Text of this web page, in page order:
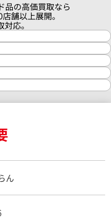
ィエ パンテール リュ
買取価格
円
年4月9日時点の参考買
品の高価買取なら
舗以上展開。
応。
ん